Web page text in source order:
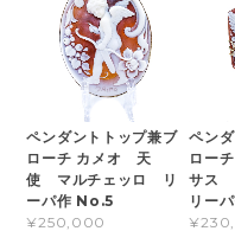
ペンダントトップ兼ブ
ローチ カメオ 天
使 マルチェッロ リ
ーパ作 No.5
¥250,000
ペン
ロー
サス
リー